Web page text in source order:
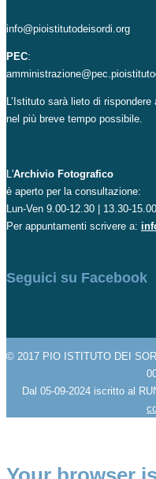
info@pioistitutodeisordi.org
PEC:
L’Istituto sarà lieto di
nel più breve tempo possibile.
L'Archivio Fotografico
è aperto per la consultazione:
Lun-Ven 9.00-12.30 | 13.30-15.00
Per appuntamenti scrivere a:
Seguici su Facebook
© 2017 PIO ISTITUTO DEI
Dal 05-09-2024 iscritto al